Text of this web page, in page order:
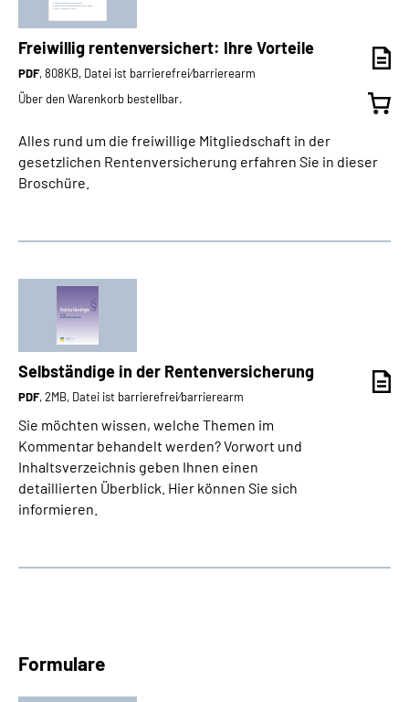
Freiwillig rentenversichert: Ihre Vorteile
PDF, 808KB, Datei ist barrierefrei⁄barrierearm
Über den Warenkorb bestellbar.
Alles rund um die freiwillige Mitgliedschaft in der
gesetzlichen Rentenversicherung erfahren Sie in dieser
Broschüre.
Selbständige in der Rentenversicherung
PDF, 2MB, Datei ist barrierefrei⁄barrierearm
Sie möchten wissen, welche Themen im
Kommentar behandelt werden? Vorwort und
Inhaltsverzeichnis geben Ihnen einen
detaillierten Überblick. Hier können Sie sich
informieren.
Formulare